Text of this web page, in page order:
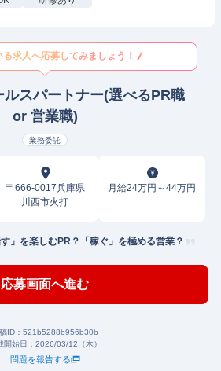
る求人へ応募してみましょう！
ルスパートナー(選べるPR職
or 営業職)
業務委託
〒666-0017兵庫県
川西市火打
月給24万円～44万円
」を楽しむPR？「稼ぐ」を極める営業？
応募画面へ進む
ID： 521b5288b956b30b
開始日： 2026/03/12（木）
問題を報告する